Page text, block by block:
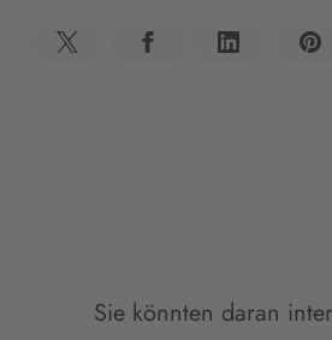
Sie könnten daran